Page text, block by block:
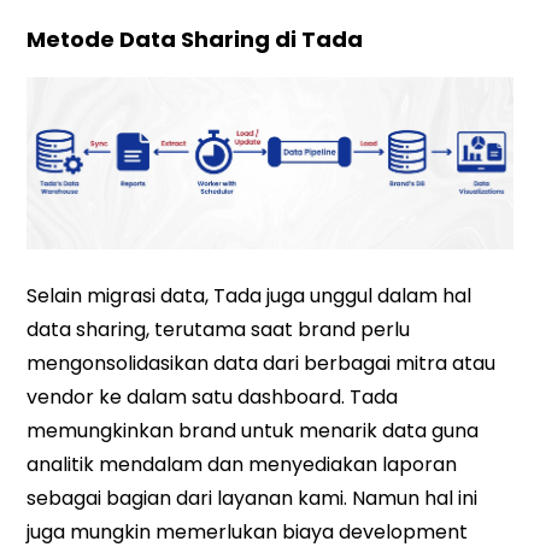
Metode Data Sharing di Tada
Selain migrasi data, Tada juga unggul dalam hal
data sharing, terutama saat brand perlu
mengonsolidasikan data dari berbagai mitra atau
vendor ke dalam satu dashboard. Tada
memungkinkan brand untuk menarik data guna
analitik mendalam dan menyediakan laporan
sebagai bagian dari layanan kami. Namun hal ini
juga mungkin memerlukan biaya development